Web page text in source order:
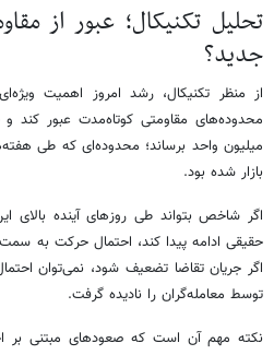
تحلیل تکنیکال؛ عبور از
جدید؟
از منظر تکنیکال، رشد امروز اهمیت
میلیون واحد برساند؛ محدوده‌ای که طی
بازار شده بود.
اگر شاخص بتواند طی روزهای آینده
حقیقی ادامه پیدا کند، احتمال حرکت به
اگر جریان تقاضا تضعیف شود، نمی‌توان
توسط معامله‌گران را نادیده گرفت.
نکته مهم آن است که صعودهای مبتنی بر